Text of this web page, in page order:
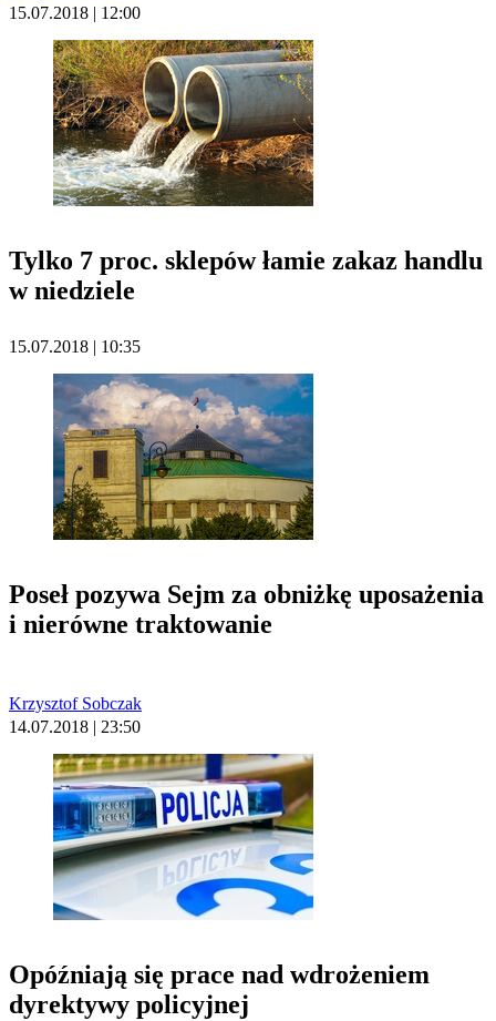
15.07.2018 | 12:00
Tylko 7 proc. sklepów łamie zakaz handlu
w niedziele
15.07.2018 | 10:35
Poseł pozywa Sejm za obniżkę uposażenia
i nierówne traktowanie
Krzysztof Sobczak
14.07.2018 | 23:50
Opóźniają się prace nad wdrożeniem
dyrektywy policyjnej